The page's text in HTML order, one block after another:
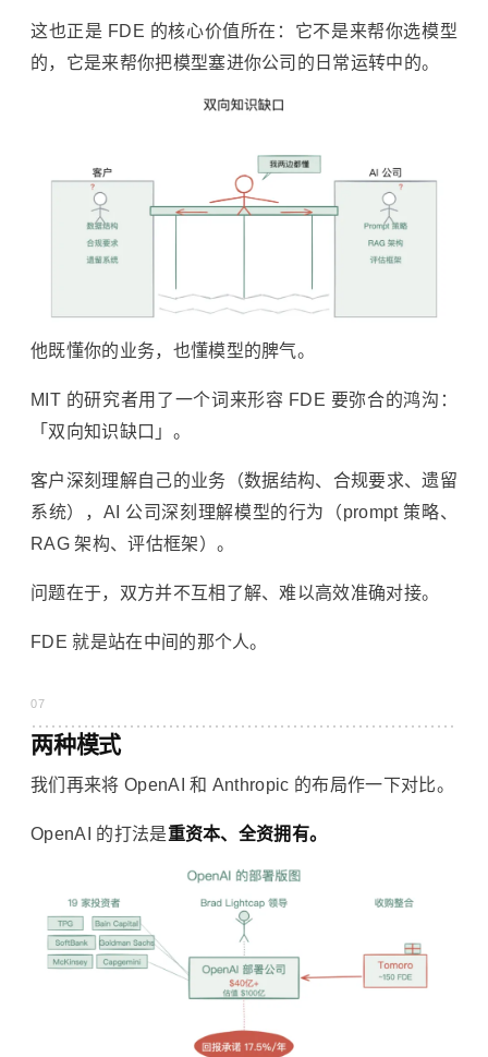
这也正是 FDE 的核心价值所在：它不是来帮你选模型
的，它是来帮你把模型塞进你公司的日常运转中的。
他既懂你的业务，也懂模型的脾气。
MIT 的研究者用了一个词来形容 FDE 要弥合的鸿沟：
「双向知识缺口」。
客户深刻理解自己的业务（数据结构、合规要求、遗留
系统），AI 公司深刻理解模型的行为（prompt 策略、
RAG 架构、评估框架）。
问题在于，双方并不互相了解、难以高效准确对接。
FDE 就是站在中间的那个人。
07
两种模式
我们再来将 OpenAI 和 Anthropic 的布局作一下对比。
OpenAI 的打法是重资本、全资拥有。